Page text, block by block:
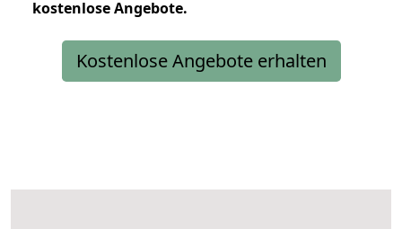
kostenloseAngebote.
Kostenlose Angebote erhalten